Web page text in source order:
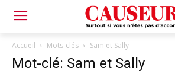
Accueil Mots-clés Sam et Sally
Mot-clé: Sam et Sally